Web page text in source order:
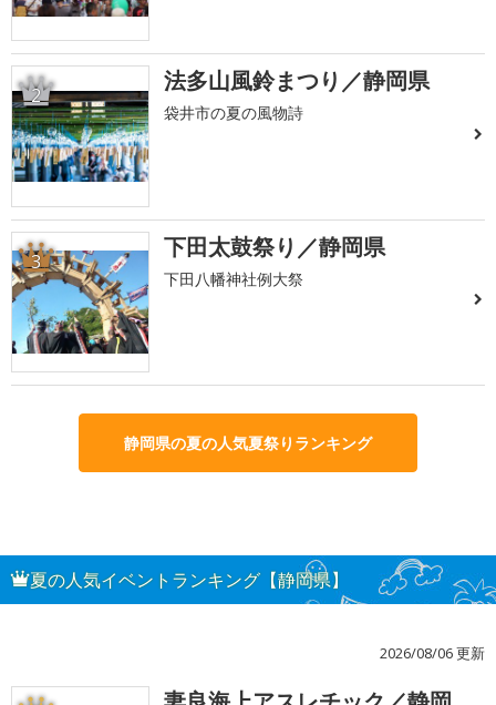
2 法多山風鈴まつり／静岡県
袋井市の夏の風物詩
3 下田太鼓祭り／静岡県
下田八幡神社例大祭
静岡県の夏の人気夏祭りランキング
夏の人気イベントランキング【静岡県】
2026/08/06 更新